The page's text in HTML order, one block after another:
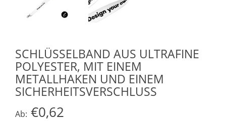
SCHLÜSSELBAND AUS ULTRAFINE
POLYESTER, MIT EINEM
METALLHAKEN UND EINEM
SICHERHEITSVERSCHLUSS
Ab: €0,62